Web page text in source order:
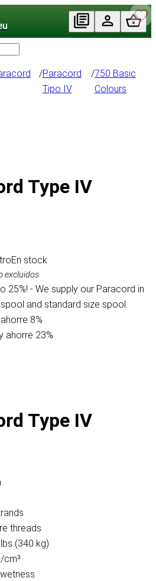
/Paracord
Tipo IV
/750 Basic
Colours
Type IV
En stock
excluidos
25%! - We supply our Paracord in
and standard size spool.
8%
ahorre 23%
Type IV
threads
(340 kg)
cm³